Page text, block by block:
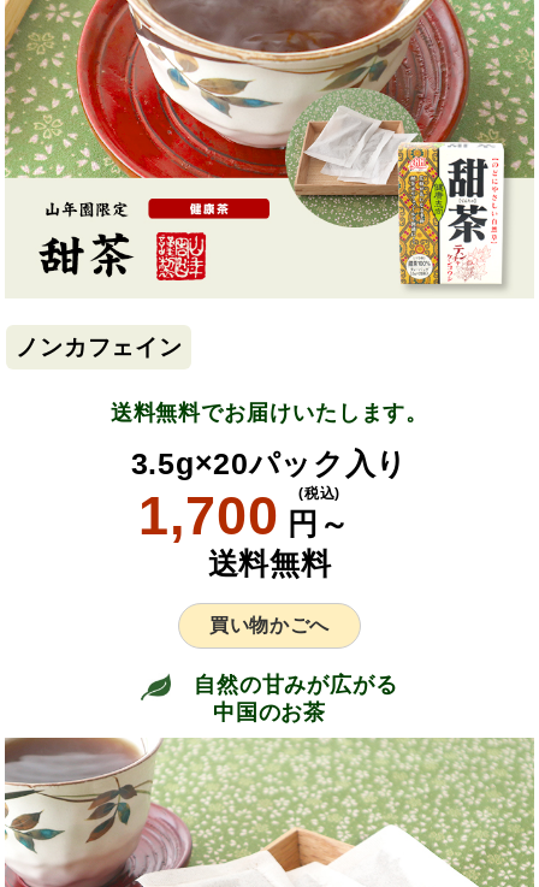
ノンカフェイン
送料無料でお届けいたします。
3.5g×20パック入り
1,700 円～
(税込)
送料無料
買い物かごへ
自然の甘みが広がる
中国のお茶